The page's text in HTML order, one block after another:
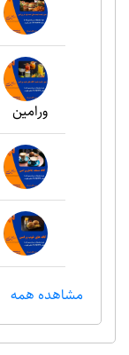
ورامین
مشاهده همه